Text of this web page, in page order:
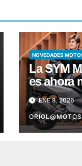
NOVEDADES
La SYM
es ahora
ENE 8, 2026